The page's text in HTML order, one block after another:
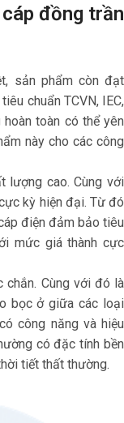
đồng trần
sản phẩm còn đạt
chuẩn TCVN, IEC,
hoàn toàn có thể yên
này cho các công
lượng cao. Cùng với
kỳ hiện đại. Từ đó
điện đảm bảo tiêu
mức giá thành cực
chắn. Cùng với đó là
bọc ở giữa các loại
công năng và hiệu
có đặc tính bền
tiết thất thường.